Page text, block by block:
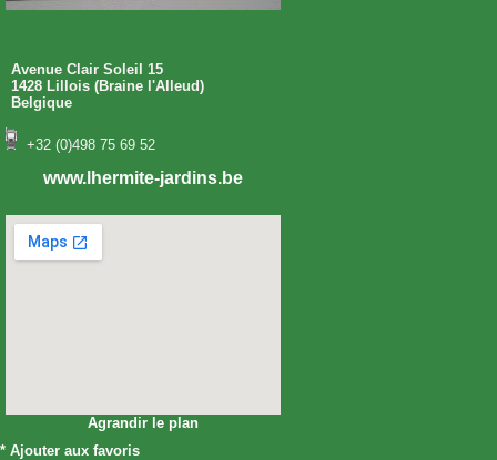
Avenue Clair Soleil 15
1428 Lillois (Braine l'Alleud)
Belgique
+32 (0)498 75 69 52
www.lhermite-jardins.be
Agrandir le plan
* Ajouter aux favoris